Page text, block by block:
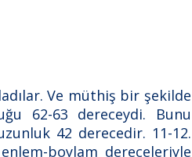
Ve müthiş bir şekilde
62-63 dereceydi. Bunu
42 derecedir. 11-12.
boylam dereceleriyle